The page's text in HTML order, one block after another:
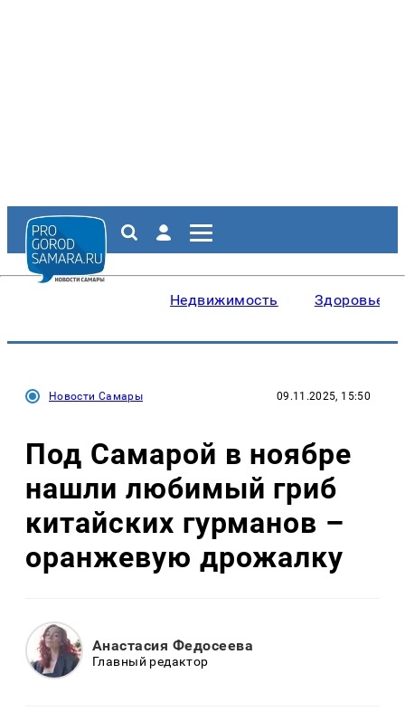
Недвижимость Здоровье
Новости Самары 09.11.2025, 15:50
Под Самарой в ноябре
нашли любимый гриб
китайских гурманов –
оранжевую дрожалку
Анастасия Федосеева
Главный редактор